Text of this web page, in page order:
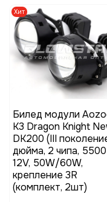
Хит
Билед модули
K3 Dragon Knight
DK200 (III
дюйма, 2 чипа,
12V, 50W/60W,
крепление 3R
(комплект, 2шт)